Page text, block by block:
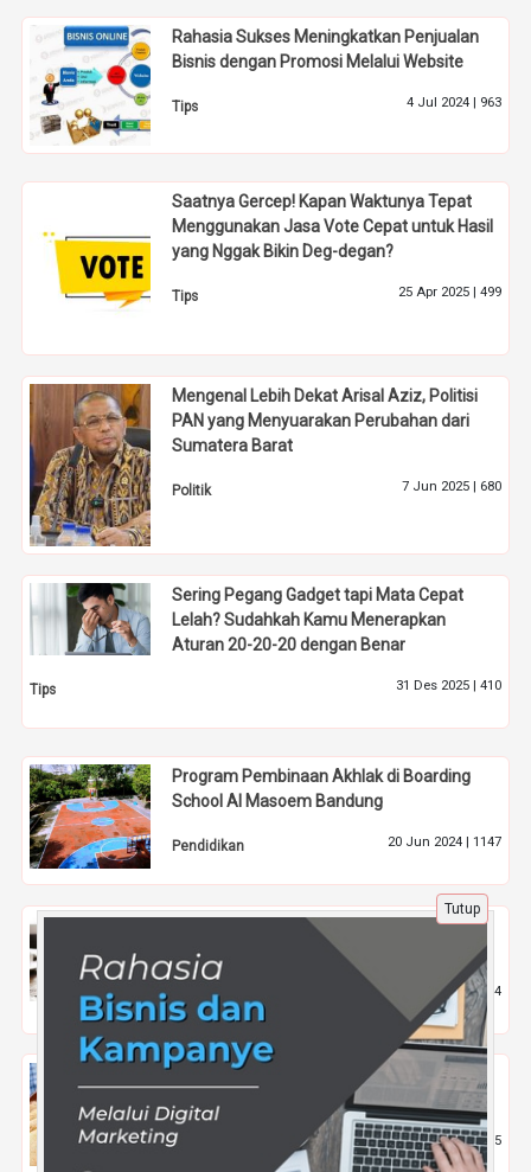
Rahasia Sukses Meningkatkan Penjualan
Bisnis dengan Promosi Melalui Website
Tips 4 Jul 2024 | 963
Saatnya Gercep! Kapan Waktunya Tepat
Menggunakan Jasa Vote Cepat untuk Hasil
yang Nggak Bikin Deg-degan?
Tips 25 Apr 2025 | 499
Mengenal Lebih Dekat Arisal Aziz, Politisi
PAN yang Menyuarakan Perubahan dari
Sumatera Barat
Politik 7 Jun 2025 | 680
Sering Pegang Gadget tapi Mata Cepat
Lelah? Sudahkah Kamu Menerapkan
Aturan 20-20-20 dengan Benar
Tips 31 Des 2025 | 410
Program Pembinaan Akhlak di Boarding
School Al Masoem Bandung
Pendidikan 20 Jun 2024 | 1147
Jasa Survey Online Terpercaya untuk Riset
Pasar: Cocokkah untuk UMKM?
26 Apr 2025 |534
Masala Dosa: Menyelami Kelezatan Kuliner
Kuliner 27 Jul 2024 |835
Tutup